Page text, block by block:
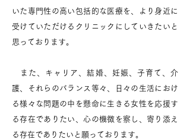
いた専門性の高い包括的な医療を、より身近に
受けていただけるクリニックにしていきたいと
思っております。
また、キャリア、結婚、妊娠、子育て、介
護、それらのバランス等々、日々の生活におけ
る様々な問題の中を懸命に生きる女性を応援す
る存在でありたい、心の機微を察し、寄り添え
る存在でありたいと願っております。